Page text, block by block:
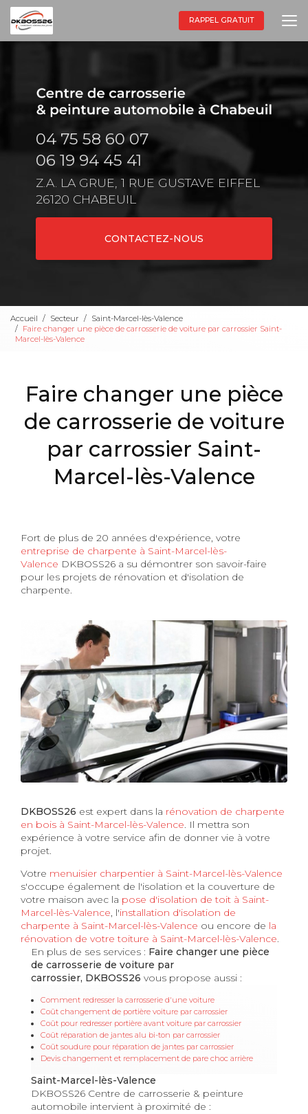
Aller
au
contenu
principal
RAPPEL GRATUIT
04 75 58 60 07
06 19 94 45 41
Z.A. LA GRUE, 1 RUE GUSTAVE EIFFEL
26120 CHABEUIL
CONTACTEZ-NOUS
Accueil Secteur
Saint-Marcel-lès-Valence
Faire changer une pièce de carrosserie de voiture par carrossier Saint-
Marcel-lès-Valence
Faire changer une pièce
de carrosserie de voiture
par carrossier Saint-
Marcel-lès-Valence
Fort de plus de 20 années d'expérience, votre
entreprise de charpente à Saint-Marcel-lès-
Valence DKBOSS26 a su démontrer son savoir-faire
pour les projets de rénovation et d'isolation de
charpente.
DKBOSS26 est expert dans la rénovation de charpente
en bois à Saint-Marcel-lès-Valence. Il mettra son
expérience à votre service afin de donner vie à votre
projet.
Votre menuisier charpentier à Saint-Marcel-lès-Valence
s'occupe également de l'isolation et la couverture de
votre maison avec la pose d'isolation de toit à Saint-
Marcel-lès-Valence, l'installation d'isolation de
charpente à Saint-Marcel-lès-Valence ou encore de la
rénovation de votre toiture à Saint-Marcel-lès-Valence.
En plus de ses services : Faire changer une pièce
de carrosserie de voiture par
carrossier, DKBOSS26 vous propose aussi :
Comment redresser la carrosserie d'une voiture
Coût changement de portière voiture par carrossier
Coût pour redresser portière avant voiture par carrossier
Coût réparation de jantes alu bi-ton par carrossier
Coût soudure pour réparation de jantes par carrossier
Devis changement et remplacement de pare choc arrière
Saint-Marcel-lès-Valence
DKBOSS26 Centre de carrosserie & peinture
automobile intervient à proximité de :